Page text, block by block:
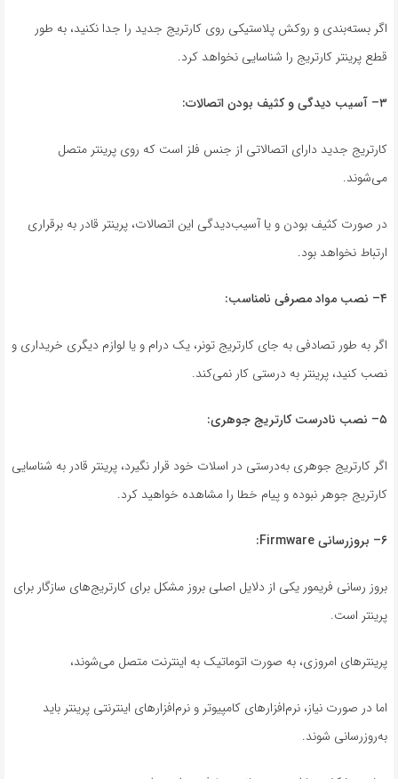
اگر بسته‌بندی و روکش پلاستیکی روی کارتریج جدید را جدا نکنید، به طور
قطع پرینتر کارتریج را شناسایی نخواهد کرد.
۳– آسیب دیدگی و کثیف بودن اتصالات:
کارتریج جدید دارای اتصالاتی از جنس فلز است که روی پرینتر متصل
می‌شوند.
در صورت کثیف بودن و یا آسیب‌دیدگی این اتصالات، پرینتر قادر به برقراری
ارتباط نخواهد بود.
۴– نصب مواد مصرفی نامناسب:
اگر به طور تصادفی به جای کارتریج تونر، یک درام و یا لوازم دیگری خریداری و
نصب کنید، پرینتر به درستی کار نمی‌کند.
۵– نصب نادرست کارتریج جوهری:
اگر کارتریج جوهری به‌درستی در اسلات خود قرار نگیرد، پرینتر قادر به شناسایی
کارتریج جوهر نبوده و پیام خطا را مشاهده خواهید کرد.
۶– بروزرسانیFirmware:
بروز رسانی فریمور یکی از دلایل اصلی بروز مشکل برای کارتریج‌های سازگار برای
پرینتر است.
پرینترهای امروزی، به صورت اتوماتیک به اینترنت متصل می‌شوند،
اما در صورت نیاز، نرم‌افزارهای کامپیوتر و نرم‌افزارهای اینترنتی پرینتر باید
به‌روزرسانی شوند.